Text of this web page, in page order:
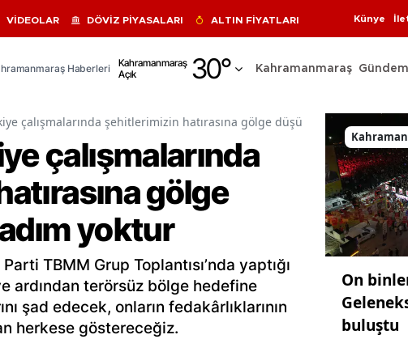
VİDEOLAR DÖVİZ PİYASALARI ALTIN FİYATLARI Künye
Haberleri
Kahramanmaraş
Açık
30°
Adıyaman
Afyonkarahisar
Ağrı
Amasya
Ankara
Antalya
Artvin
Aydın
Kahramanmaraş Gündem
çalışmalarında şehitlerimizin hatırasına gölge düşürecek bir adım
çalışmalarında
gölge
yoktur
TBMM Grup Toplantısı’nda yaptığı
ardından terörsüz bölge hedefine
şad edecek, onların fedakârlıklarının
herkese göstereceğiz.
On
buluştu